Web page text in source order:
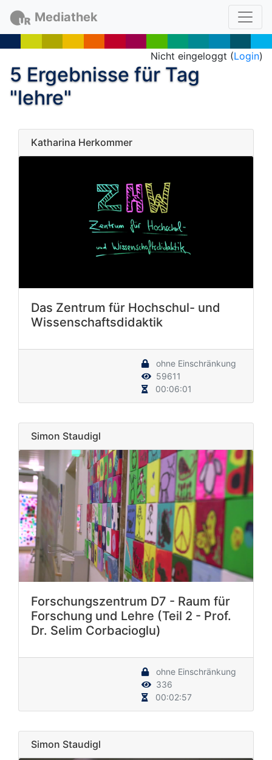
Mediathek
Nicht eingeloggt (Login)
5 Ergebnisse für Tag
"lehre"
Katharina Herkommer
Das Zentrum für Hochschul- und
Wissenschaftsdidaktik
ohne Einschränkung
59611
00:06:01
Simon Staudigl
Forschungszentrum D7 - Raum für
Forschung und Lehre (Teil 2 - Prof.
Dr. Selim Corbacioglu)
ohne Einschränkung
336
00:02:57
Simon Staudigl